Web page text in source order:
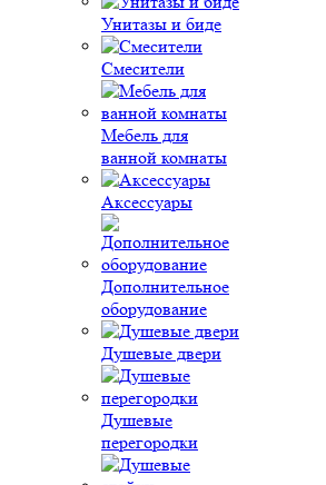
Унитазы и биде
Смесители
Мебель для
ванной комнаты
Аксессуары
Дополнительное
оборудование
Душевые двери
Душевые
перегородки